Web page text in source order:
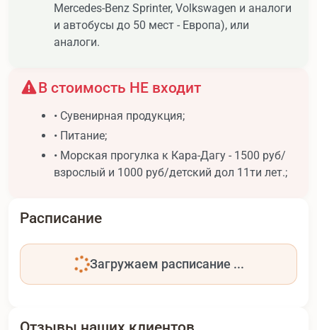
Mercedes-Benz Sprinter, Volkswagen и аналоги
и автобусы до 50 мест - Европа), или
аналоги.
В стоимость НЕ входит
• Сувенирная продукция;
• Питание;
• Морская прогулка к Кара-Дагу - 1500 руб/
взрослый и 1000 руб/детский дол 11ти лет.;
Расписание
Загружаем расписание ...